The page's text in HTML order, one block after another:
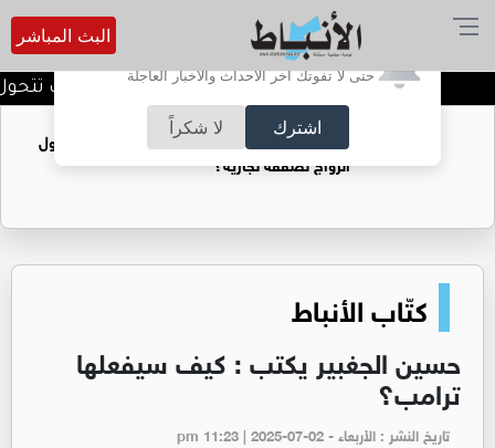
أترغب في تفعيل الإشعارات؟
حتى لا تفوتك آخر الأحداث والأخبار العاجلة
اشترك لا شكراً
البث المباشر
استراتيجيات التدويل،،، كيف
فتيات يستغللنه لتحقيق مكاسب مادية.. هل تحول
الزواج لصفقة تجارية؟
كتّاب الأنباط
حسين الجغبير يكتب : كيف سيفعلها
ترامب؟
تاريخ النشر : الأربعاء - pm 11:23 | 2025-07-02